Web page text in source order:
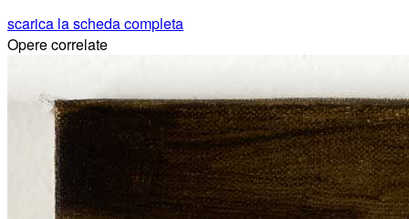
scarica la scheda completa
Opere correlate